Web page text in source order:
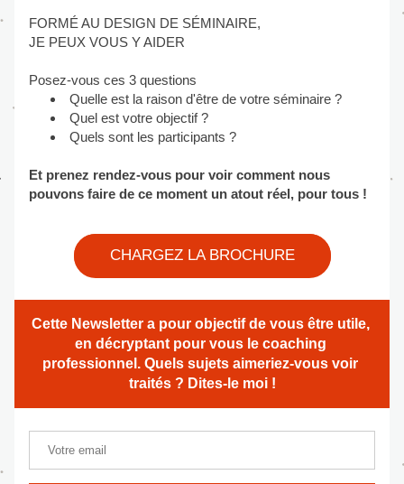
FORMÉ AU DESIGN DE SÉMINAIRE,
JE PEUX VOUS Y AIDER
Posez-vous ces 3 questions
Quelle est la raison d'être de votre séminaire ?
Quel est votre objectif ?
Quels sont les participants ?
Et prenez rendez-vous pour voir comment nous
pouvons faire de ce moment un atout réel, pour tous !
CHARGEZ LA BROCHURE
Cette Newsletter a pour objectif de vous être utile,
en décryptant pour vous le coaching
professionnel. Quels sujets aimeriez-vous voir
traités ? Dites-le moi !